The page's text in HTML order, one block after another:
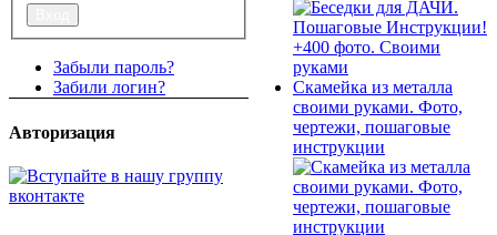
Забыли пароль?
Забили логин?
Авторизация
Скамейка из металла
своими руками. Фото,
чертежи, пошаговые
инструкции